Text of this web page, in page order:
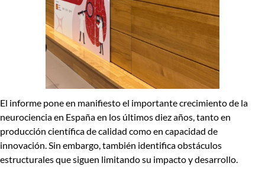
El informe pone en manifiesto el importante crecimiento de la
neurociencia en España en los últimos diez años, tanto en
producción científica de calidad como en capacidad de
innovación. Sin embargo, también identifica obstáculos
estructurales que siguen limitando su impacto y desarrollo.